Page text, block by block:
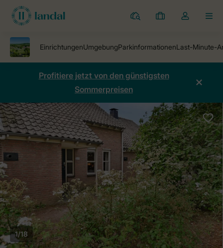
Ferienparks
Meine
Dropdown-
öffnen
Profitiere jetzt von den günstigsten
Sommerpreisen
1/18